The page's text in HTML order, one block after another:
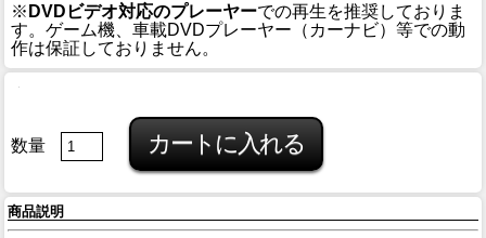
※ DVDビデオ対応のプレーヤーでの再生を推奨しておりま
す。ゲーム機、車載DVDプレーヤー（カーナビ）等での動
作は保証しておりません。
数量
商品説明